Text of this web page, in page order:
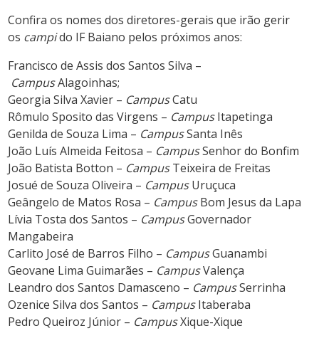
Confira os nomes dos diretores-gerais que irão gerir
os campido IF Baiano pelos próximos anos:
Francisco de Assis dos Santos Silva –
CampusAlagoinhas;
Georgia Silva Xavier – CampusCatu
Rômulo Sposito das Virgens – CampusItapetinga
Genilda de Souza Lima – CampusSanta Inês
João Luís Almeida Feitosa – CampusSenhor do Bonfim
João Batista Botton – CampusTeixeira de Freitas
Josué de Souza Oliveira – CampusUruçuca
Geângelo de Matos Rosa – CampusBom Jesus da Lapa
Lívia Tosta dos Santos – CampusGovernador
Mangabeira
Carlito José de Barros Filho – CampusGuanambi
Geovane Lima Guimarães – CampusValença
Leandro dos Santos Damasceno – CampusSerrinha
Ozenice Silva dos Santos – CampusItaberaba
Pedro Queiroz Júnior – CampusXique-Xique